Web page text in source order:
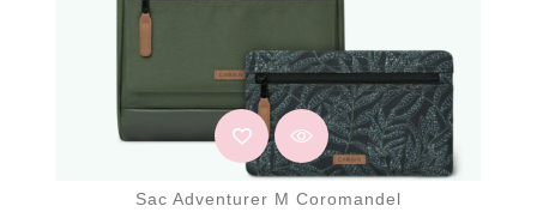
Sac Adventurer M Coromandel